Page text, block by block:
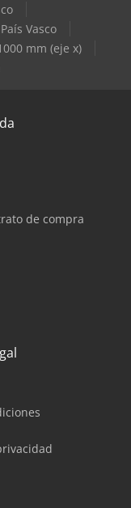
Vasco
mm (eje x)
de compra